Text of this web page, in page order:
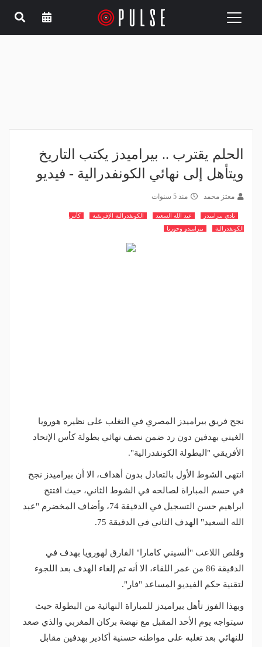
Toggle
الحلم يقترب .. بيراميدز يكتب التاريخ
ويتأهل إلى نهائي الكونفدرالية - فيديو
معتز محمد منذ 5 سنوات
نادي بيراميدز عبد الله السعيد الكونفدرالية الإفريقية
كأس
الكونفدرالية
بيراميدو وحوريا
نجح فريق بيراميدز المصري في التغلب على نظيره هورويا
الغيني بهدفين دون رد ضمن نصف نهائي بطولة كأس الإتحاد
الأفريقي "البطولة الكونفدرالية".
انتهى الشوط الأول بالتعادل بدون أهداف، الا أن بيراميدز نجح
في حسم المباراة لصالحه في الشوط الثاني، حيث افتتح
ابراهيم حسن التسجيل في الدقيقة 74، وأضاف المخضرم "عبد
الله السعيد" الهدف الثاني في الدقيقة 75.
وقلص اللاعب "ألسيني كامارا" الفارق لهورويا بهدف في
الدقيقة 86 من عمر اللقاء، الا أنه تم إلغاء الهدف بعد اللجوء
لتقنية حكم الفيديو المساعد "فار".
وبهذا الفوز تأهل بيراميدز للمباراة النهائية من البطولة حيث
سيتواجه يوم الأحد المقبل مع نهضة بركان المغربي والذي صعد
للنهائي بعد تغلبه على مواطنه حسنية أكادير بهدفين مقابل